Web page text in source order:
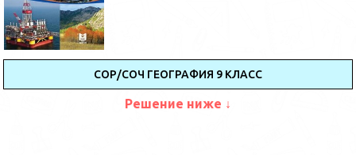
СОР/СОЧ ГЕОГРАФИЯ 9 КЛАСС
Решение ниже ↓